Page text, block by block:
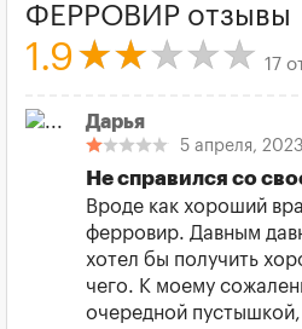
ФЕРРОВИР отзывы
1.9 17
Дарья
5 апреля,
Не справился со
Вроде как хороший
ферровир. Давным
хотел бы получить
чего. К моему
очередной